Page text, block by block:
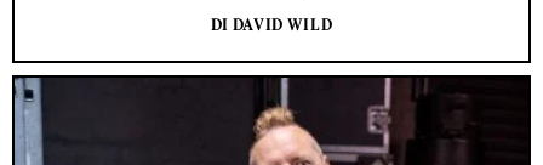
DI DAVID WILD